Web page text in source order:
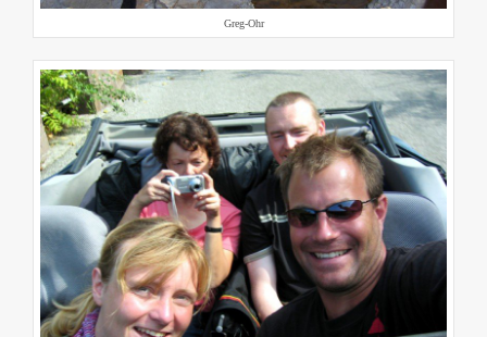
Greg-Ohr